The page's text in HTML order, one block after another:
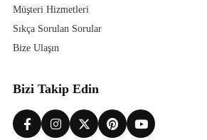
Müşteri Hizmetleri
Sıkça Sorulan Sorular
Bize Ulaşın
Bizi Takip Edin